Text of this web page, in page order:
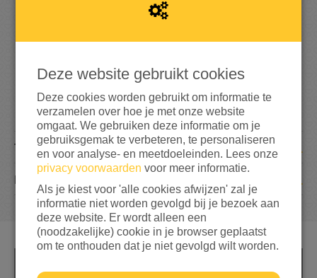
1 5
6% bereikt van het totaalbedrag € 250
1
TEAMLEDEN
1
Deze website gebruikt cookies
Deze cookies worden gebruikt om informatie te
verzamelen over hoe je met onze website
omgaat. We gebruiken deze informatie om je
gebruiksgemak te verbeteren, te personaliseren
en voor analyse- en meetdoeleinden. Lees onze
privacy voorwaarden voor meer informatie.
Als je kiest voor 'alle cookies afwijzen' zal je
informatie niet worden gevolgd bij je bezoek aan
deze website. Er wordt alleen een
(noodzakelijke) cookie in je browser geplaatst
om te onthouden dat je niet gevolgd wilt worden.